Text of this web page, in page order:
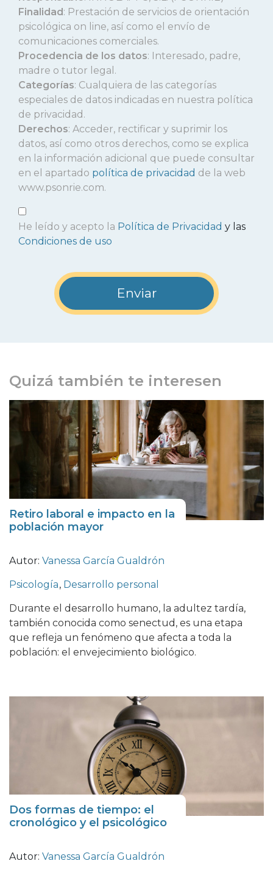
Finalidad: Prestación de servicios de orientación
psicológica on line, así como el envío de
comunicaciones comerciales.
Procedencia de los datos: Interesado, padre,
madre o tutor legal.
Categorías: Cualquiera de las categorías
especiales de datos indicadas en nuestra política
de privacidad.
Derechos: Acceder, rectificar y suprimir los
datos, así como otros derechos, como se explica
en la información adicional que puede consultar
en el apartado política de privacidad de la web
www.psonrie.com.
He leído y acepto la Política de Privacidad y las
Condiciones de uso
Quizá también te interesen
Retiro laboral e impacto en la
población mayor
Autor: Vanessa García Gualdrón
Psicología, Desarrollo personal
Durante el desarrollo humano, la adultez tardía,
también conocida como senectud, es una etapa
que refleja un fenómeno que afecta a toda la
población: el envejecimiento biológico.
Dos formas de tiempo: el
cronológico y el psicológico
Autor: Vanessa García Gualdrón